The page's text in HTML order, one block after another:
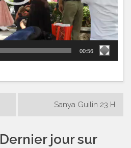
00:56
Sanya Guilin 23 H
Dernier jour sur